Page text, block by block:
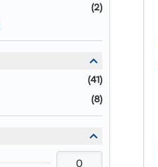
(2)
(41)
(8)